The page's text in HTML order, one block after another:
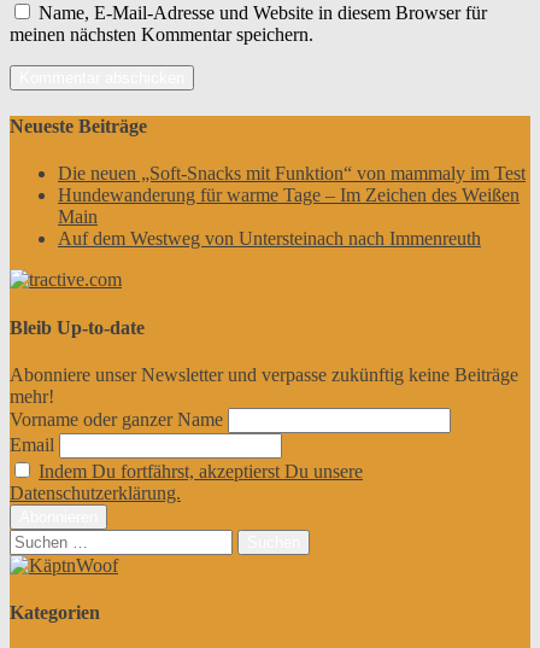
Name, E-Mail-Adresse und Website in diesem Browser für
meinen nächsten Kommentar speichern.
Neueste Beiträge
Die neuen „Soft-Snacks mit Funktion“ von mammaly im Test
Hundewanderung für warme Tage – Im Zeichen des Weißen
Main
Auf dem Westweg von Untersteinach nach Immenreuth
Bleib Up-to-date
Abonniere unser Newsletter und verpasse zukünftig keine Beiträge
mehr!
Vorname oder ganzer Name
Email
Indem Du fortfährst, akzeptierst Du unsere
Datenschutzerklärung.
Suchen
nach:
Kategorien